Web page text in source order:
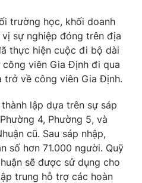
trường học, khối doanh
sự nghiệp đóng trên địa
thực hiện cuộc đi bộ dài
viên Gia Định đi qua
trở về công viên Gia Định.
lập dựa trên sự sáp
4, Phường 5, và
cũ. Sau sáp nhập,
số hơn 71.000 người. Quỹ
sẽ được sử dụng cho
trung hỗ trợ các hoàn